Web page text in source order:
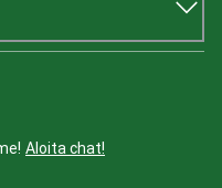
Aloita chat!